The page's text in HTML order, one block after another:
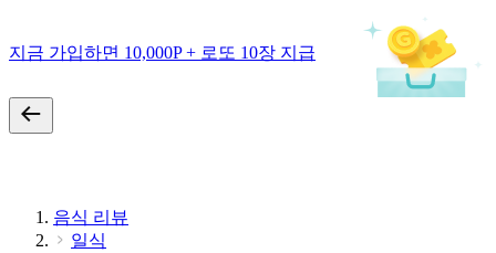
지금 가입하면 10,000P + 로또 10장 지급
음식 리뷰
일식